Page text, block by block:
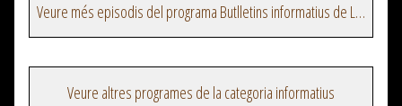
Veure més episodis del programa Butlletins informatius de La Xarxa
Veure altres programes de la categoria informatius